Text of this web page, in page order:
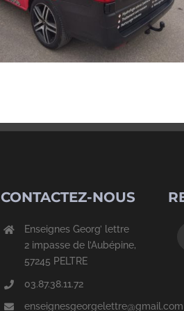
CONTACTEZ-NOUS
Enseignes Georg’ lettre
2 impasse de l’Aubépine,
57245 PELTRE
03.87.38.11.72
enseignesgeorgelettre@gmail.com